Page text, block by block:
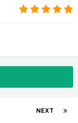
NEXT